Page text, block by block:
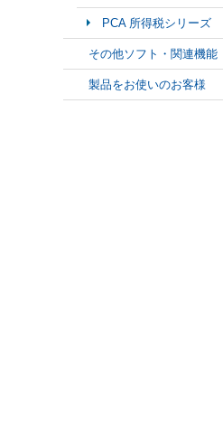
PCA 所得税シリーズ
その他ソフト・関連機能
製品をお使いのお客様